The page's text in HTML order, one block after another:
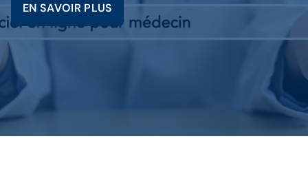
EN SAVOIR PLUS